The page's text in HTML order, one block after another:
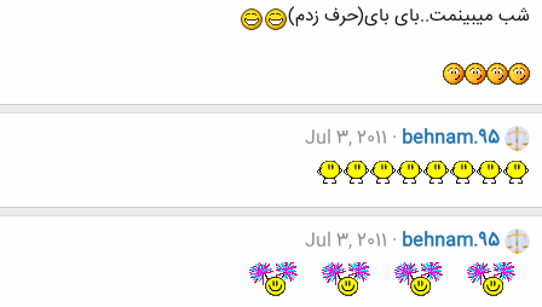
شب میبینمت..بای بای(حرف زدم)
behnam.95
Jul 3, 2011
behnam.95
Jul 3, 2011